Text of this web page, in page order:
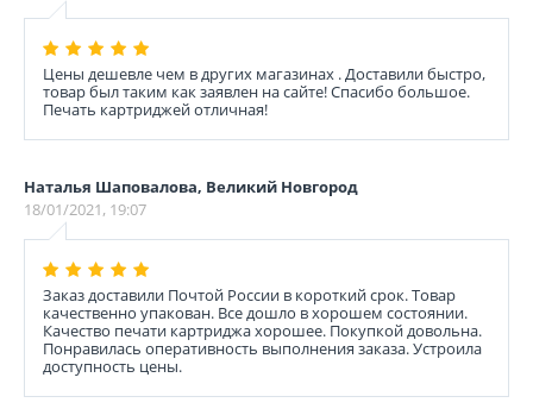
Цены дешевле чем в других магазинах . Доставили быстро,
товар был таким как заявлен на сайте! Спасибо большое.
Печать картриджей отличная!
Наталья Шаповалова, Великий Новгород
18/01/2021, 19:07
Заказ доставили Почтой России в короткий срок. Товар
качественно упакован. Все дошло в хорошем состоянии.
Качество печати картриджа хорошее. Покупкой довольна.
Понравилась оперативность выполнения заказа. Устроила
доступность цены.